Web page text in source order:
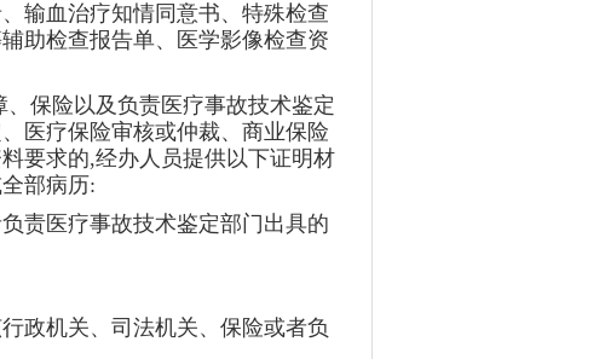
输血治疗知情同意书、特殊检查
助检查报告单、医学影像检查资
保险以及负责医疗事故技术鉴定
医疗保险审核或仲裁、商业保险
要求的,经办人员提供以下证明材
部病历:
责医疗事故技术鉴定部门出具的
政机关、司法机关、保险或者负